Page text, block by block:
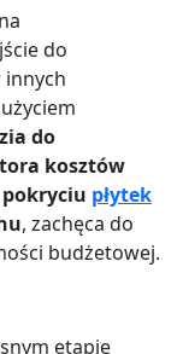
do
do
kosztów
płytek
, zachęca do
budżetowej.
etapie